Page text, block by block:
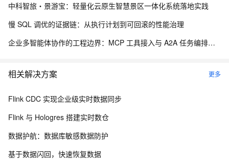
中科智旅・景游宝：轻量化云原生智慧景区一体化系统落地实践
慢 SQL 调优的证据链：从执行计划到可回滚的性能治理
企业多智能体协作的工程边界：MCP 工具接入与 A2A 任务编排实践
相关解决方案 更多
Flink CDC 实现企业级实时数据同步
Flink 与 Hologres 搭建实时数仓
数据护航：数据库敏感数据防护
基于数据闪回，快速恢复数据